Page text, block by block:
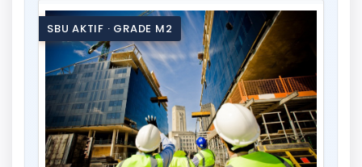
SBU AKTIF · GRADE M2